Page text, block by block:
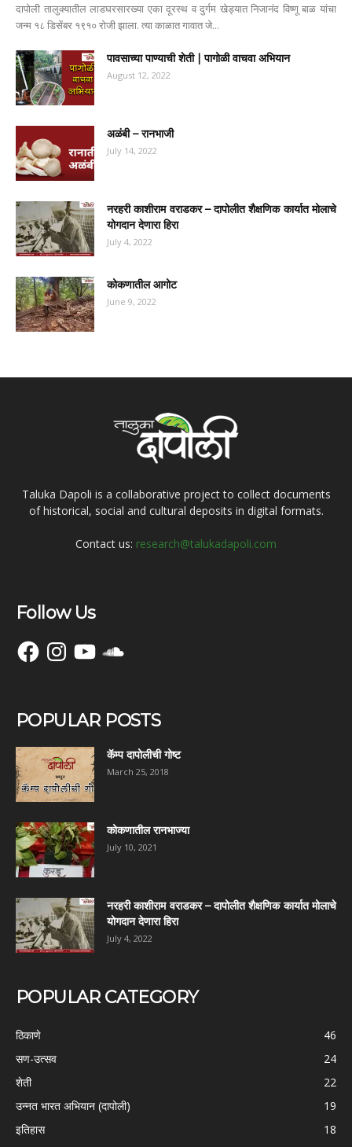
दापोली तालुक्यातील लाडघरसारख्या एका दूरस्थ व दुर्गम खेड्यात निजानंद विष्णू बाळ यांचा
जन्म १८ डिसेंबर १९१० रोजी झाला. त्या काळात गावात जे...
पावसाच्या पाण्याची शेती | पागोळी वाचवा अभियान
August 12, 2022
अळंबी – रानभाजी
July 14, 2022
नरहरी काशीराम वराडकर – दापोलीत शैक्षणिक कार्यात मोलाचे
योगदान देणारा हिरा
July 4, 2022
कोकणातील आगोट
June 9, 2022
Taluka Dapoli is a collaborative project to collect documents
of historical, social and cultural deposits in digital formats.
Contact us: research@talukadapoli.com
Follow Us
FacebookInstagramYouTubeSoundCloud
POPULAR POSTS
कॅम्प दापोलीची गोष्ट
March 25, 2018
कोकणातील रानभाज्या
July 10, 2021
नरहरी काशीराम वराडकर – दापोलीत शैक्षणिक कार्यात मोलाचे
योगदान देणारा हिरा
July 4, 2022
POPULAR CATEGORY
ठिकाणे
46
सण-उत्सव
24
शेती
22
उन्नत भारत अभियान (दापोली)
19
इतिहास
18